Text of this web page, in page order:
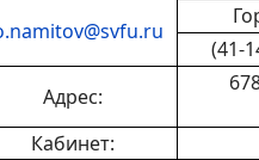
(41-
Адрес:
Кабинет: